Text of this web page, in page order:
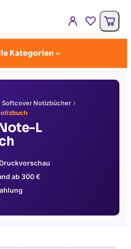
Kategorien
Softcover Notizbücher
L
ab 300€